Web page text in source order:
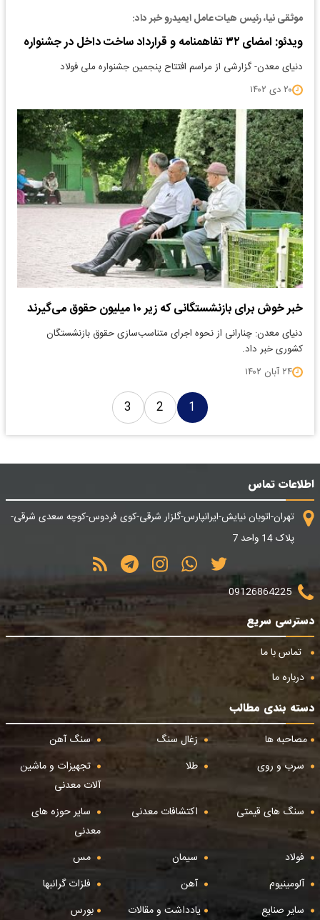
موثقی نیا، رئیس هیات عامل ایمیدرو خبر داد:
ویدئو: امضای ۳۲ تفاهمنامه و قرارداد ساخت داخل در جشنواره
دنیای معدن- گزارشی از مراسم افتتاح پنجمین جشنواره ملی فولاد
۲۰ دی ۱۴۰۲
خبر خوش برای بازنشستگانی که زیر ۱۰ میلیون حقوق می‌گیرند
دنیای معدن: چنارانی از نحوه اجرای متناسب‌سازی حقوق بازنشستگان
کشوری خبر داد.
۲۴ آبان ۱۴۰۲
1
2
3
اطلاعات تماس
تهران-اتوبان نیایش-ایرانپارس-گلزار شرقی-کوی فردوس-کوچه سعدی شرقی-
پلاک 14 واحد 7
09126864225
دسترسی سریع
تماس با ما
درباره ما
دسته بندی مطالب
مصاحبه ها
زغال سنگ
سنگ آهن
سرب و روی
طلا
تجهیزات و ماشین
آلات معدنی
سنگ های قیمتی
اکتشافات معدنی
سایر حوزه های
معدنی
فولاد
سیمان
مس
آلومینیوم
آهن
فلزات گرانبها
سایر صنایع
یادداشت و مقالات بورس